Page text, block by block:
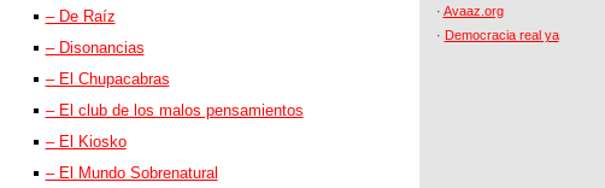
– De Raíz
– Disonancias
– El Chupacabras
– El club de los malos pensamientos
– El Kiosko
– El Mundo Sobrenatural
· Avaaz.org
· Democracia real ya